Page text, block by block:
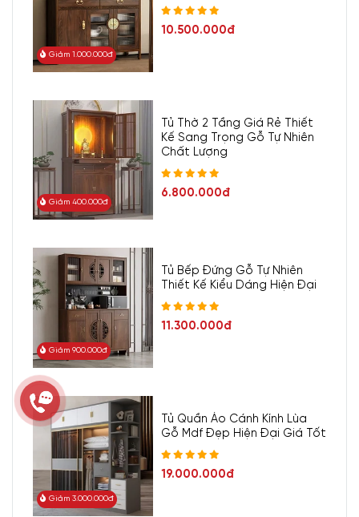
Giảm 1.000.000đ
10.500.000đ
Giảm 400.000đ
Tủ Thờ 2 Tầng Giá Rẻ Thiết
Kế Sang Trọng Gỗ Tự Nhiên
Chất Lượng
6.800.000đ
Giảm 900.000đ
Tủ Bếp Đứng Gỗ Tự Nhiên
Thiết Kế Kiểu Dáng Hiện Đại
11.300.000đ
Giảm 3.000.000đ
Tủ Quần Áo Cánh Kính Lùa
Gỗ Mdf Đẹp Hiện Đại Giá Tốt
19.000.000đ